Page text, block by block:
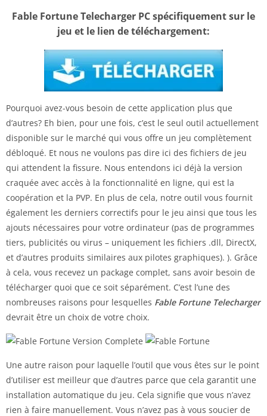
Fable Fortune Telecharger PC spécifiquement sur le
jeu et le lien de téléchargement:
Pourquoi avez-vous besoin de cette application plus que
d’autres? Eh bien, pour une fois, c’est le seul outil actuellement
disponible sur le marché qui vous offre un jeu complètement
débloqué. Et nous ne voulons pas dire ici des fichiers de jeu
qui attendent la fissure. Nous entendons ici déjà la version
craquée avec accès à la fonctionnalité en ligne, qui est la
coopération et la PVP. En plus de cela, notre outil vous fournit
également les derniers correctifs pour le jeu ainsi que tous les
ajouts nécessaires pour votre ordinateur (pas de programmes
tiers, publicités ou virus – uniquement les fichiers .dll, DirectX,
et d’autres produits similaires aux pilotes graphiques). ). Grâce
à cela, vous recevez un package complet, sans avoir besoin de
télécharger quoi que ce soit séparément. C’est l’une des
nombreuses raisons pour lesquelles Fable Fortune Telecharger
devrait être un choix de votre choix.
Une autre raison pour laquelle l’outil que vous êtes sur le point
d’utiliser est meilleur que d’autres parce que cela garantit une
installation automatique du jeu. Cela signifie que vous n’avez
rien à faire manuellement. Vous n’avez pas à vous soucier de